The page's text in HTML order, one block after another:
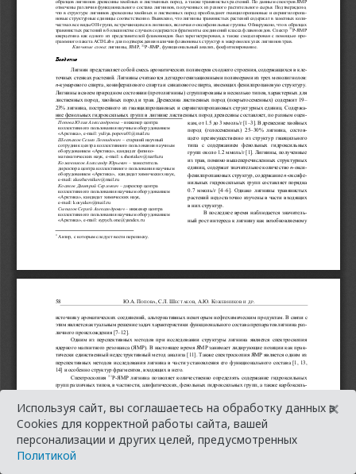
Используя сайт, вы соглашаетесь на обработку данных в
Cookies для корректной работы сайта, вашей
персонализации и других целей, предусмотренных
Политикой
×